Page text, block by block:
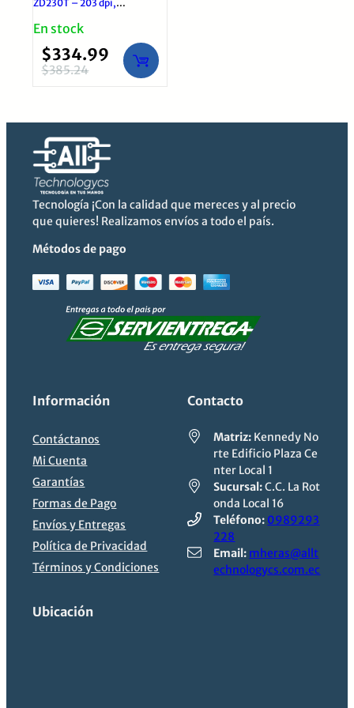
ZD230T – 203 dpi,
térmica/directa
En stock
$385.24
original
era:
$385.24.
$334.99
actual
es:
$334.99.
Tecnología ¡Con la calidad que mereces y al precio
que quieres! Realizamos envíos a todo el país.
Métodos de pago
Información
Contáctanos
Mi Cuenta
Garantías
Formas de Pago
Envíos y Entregas
Política de Privacidad
Términos y Condiciones
Contacto
Matriz: Kennedy No
rte Edificio Plaza Ce
nter Local 1
Sucursal:C.C. La Rot
onda Local 16
Teléfono: 0989293
228
Email: mheras@allt
echnologycs.com.ec
Ubicación